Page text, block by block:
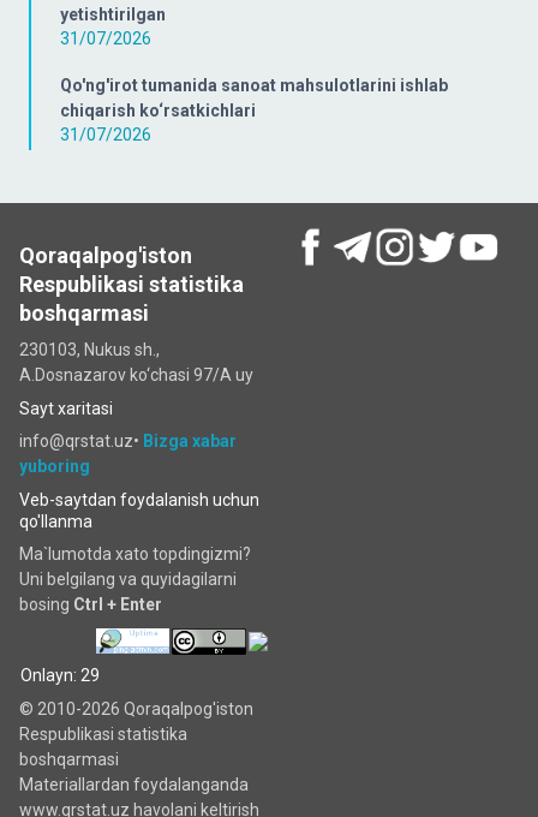
yetishtirilgan
31/07/2026
Qo'ng'irot tumanida sanoat mahsulotlarini ishlab
chiqarish ko‘rsatkichlari
31/07/2026
Qoraqalpog'iston
Respublikasi statistika
boshqarmasi
230103, Nukus sh.,
A.Dosnazarov ko‘chаsi 97/A uy
Sayt xaritasi
info@qrstat.uz• Bizga xabar
yuboring
Veb-saytdan foydalanish uchun
qo'llanma
Ma`lumotda xato topdingizmi?
Uni belgilang va quyidagilarni
bosing Ctrl + Enter
Onlayn: 29
© 2010-2026 Qoraqalpog'iston
Respublikasi statistika
boshqarmasi
Materiallardan foydalanganda
www.qrstat.uz havolani keltirish